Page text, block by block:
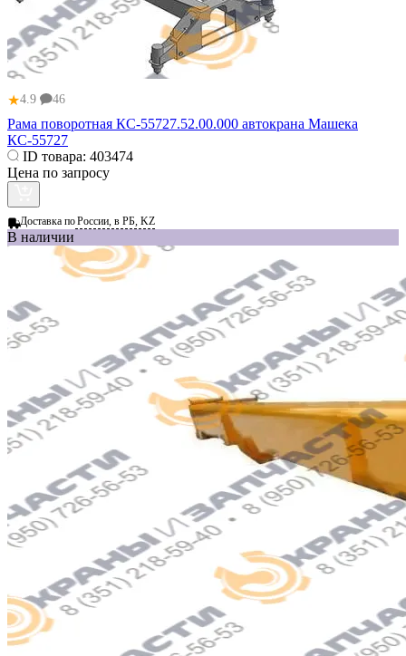
★4.9 46
Рама поворотная КС-55727.52.00.000 автокрана Машека
КС-55727
ID товара: 403474
Цена по запросу
Доставка поРоссии, в РБ, KZ
В наличии